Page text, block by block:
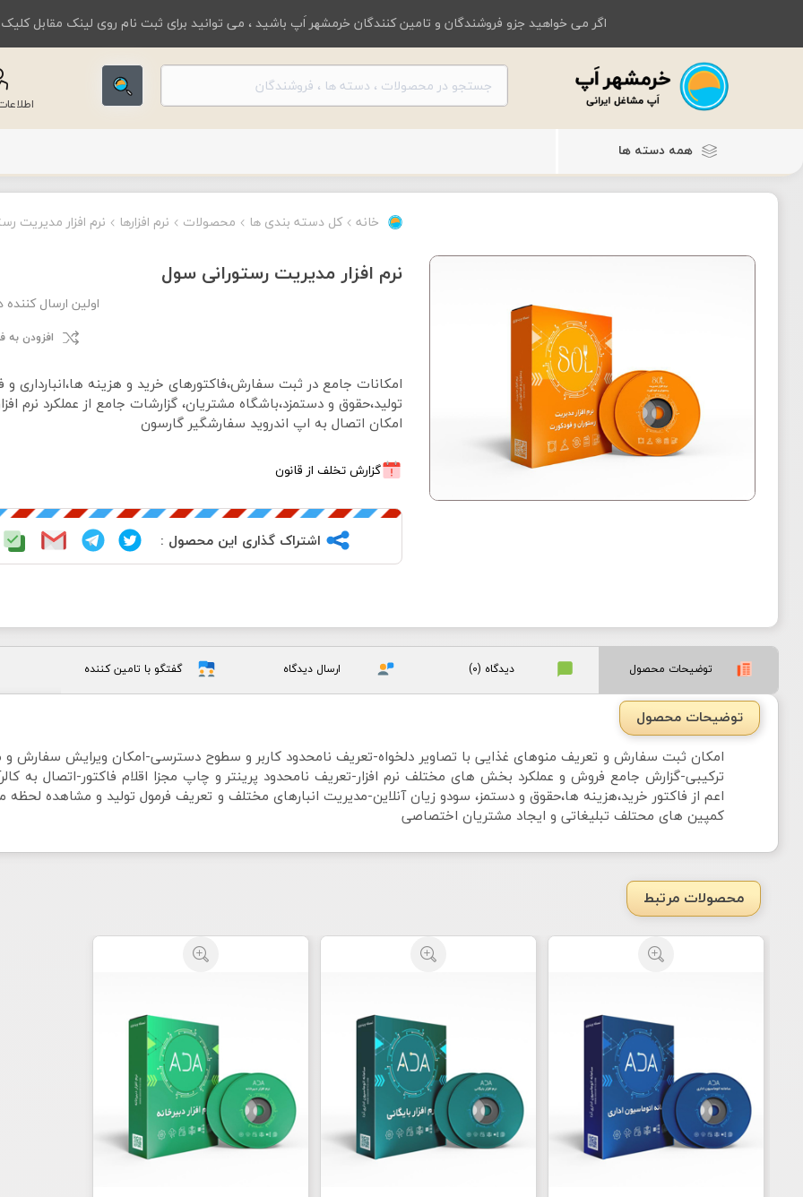
اگر می خواهید جزو فروشندگان و تامین کنندگان خرمشهر اَپ باشید ، می توانید برای ثبت نام روی لینک مقابل
همه دسته ها
خانه کل دسته بندی ها محصولات نرم افزارها نرم افزار مدیریت
نرم افزار مدیریت رستورانی سول
اولین ارسال
افزودن به
امکانات جامع در ثبت سفارش،فاکتورهای خرید و هزینه ها،انبارداری و
تولید،حقوق و دستمزد،باشگاه مشتریان، گزارشات جامع از عملکرد نرم
امکان اتصال به اپ اندروید سفارشگیر گارسون
گزارش تخلف از قانون
اشتراک گذاری این محصول :
توضیحات محصول دیدگاه (0) ارسال دیدگاه گفتگو با تامین کننده
توضیحات محصول
امکان ثبت سفارش و تعریف منوهای غذایی با تصاویر دلخواه-تعریف نامحدود کاربر و سطوح دسترسی-امکان ویرایش
ترکیبی-گزارش جامع فروش و عملکرد بخش های مختلف نرم افزار-تعریف نامحدود پرینتر و چاپ مجزا اقلام فاکتور-اتصال به
اعم از فاکتور خرید،هزینه ها،حقوق و دستمز، سودو زیان آنلاین-مدیریت انبارهای مختلف و تعریف فرمول تولید و مشاهده
کمپین های محتلف تبلیغاتی و ایجاد مشتریان اختصاصی
محصولات مرتبط